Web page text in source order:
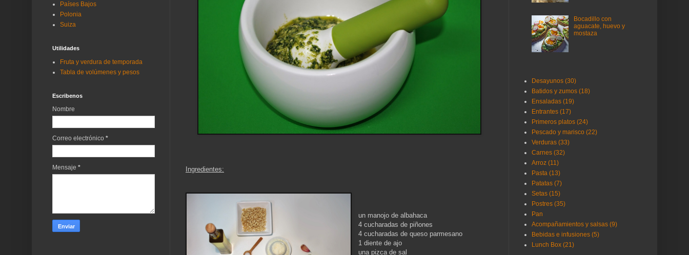
Ingredientes:
un manojo de albahaca
4 cucharadas de piñones
4 cucharadas de queso parmesano
1 diente de ajo
una pizca de sal
Países Bajos
Polonia
Suiza
Utilidades
Fruta y verdura de temporada
Tabla de volúmenes y pesos
Escribenos
Nombre
Correo electrónico *
Mensaje *
Bocadillo con
aguacate, huevo y
mostaza
Desayunos (30)
Batidos y zumos (18)
Ensaladas (19)
Entrantes (17)
Primeros platos (24)
Pescado y marisco (22)
Verduras (33)
Carnes (32)
Arroz (11)
Pasta (13)
Patatas (7)
Setas (15)
Postres (35)
Pan
Acompañamientos y salsas (9)
Bebidas e infusiones (5)
Lunch Box (21)